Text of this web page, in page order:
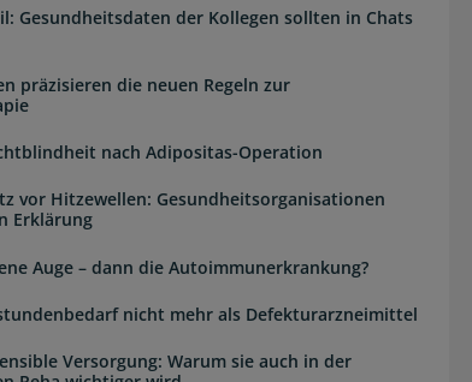
Gesundheitsdaten der Kollegen sollten in Chats
präzisieren die neuen Regeln zur
nach Adipositas-Operation
vor Hitzewellen: Gesundheitsorganisationen
Erklärung
Auge – dann die Autoimmunerkrankung?
nicht mehr als Defekturarzneimittel
Versorgung: Warum sie auch in der